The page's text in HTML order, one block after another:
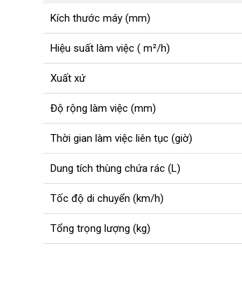
Kích thước máy (mm)
Hiệu suất làm việc ( m²/h)
Xuất xứ
Độ rộng làm việc (mm)
Thời gian làm việc liên tục (giờ)
Dung tích thùng chứa rác (L)
Tốc độ di chuyển (km/h)
Tổng trọng lượng (kg)